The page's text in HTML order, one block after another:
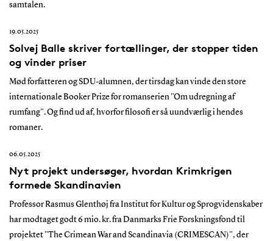
samtalen.
19.05.2025
Solvej Balle skriver fortællinger, der stopper tiden
og vinder priser
Mød forfatteren og SDU-alumnen, der tirsdag kan vinde den store
internationale Booker Prize for romanserien "Om udregning af
rumfang". Og find ud af, hvorfor filosofi er så uundværlig i hendes
romaner.
06.05.2025
Nyt projekt undersøger, hvordan Krimkrigen
formede Skandinavien
Professor Rasmus Glenthøj fra Institut for Kultur og Sprogvidenskaber
har modtaget godt 6 mio. kr. fra Danmarks Frie Forskningsfond til
projektet "The Crimean War and Scandinavia (CRIMESCAN)", der